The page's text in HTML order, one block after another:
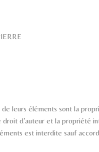
leurs éléments sont la
d’auteur et la propriété
est interdite sauf